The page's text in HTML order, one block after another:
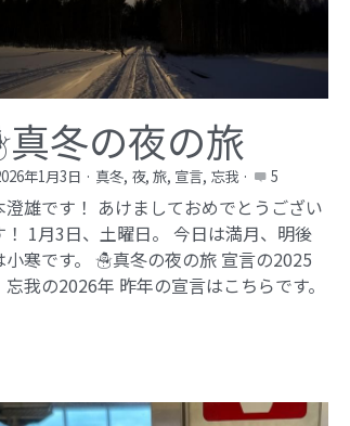
冬の夜の旅
年1月3日 · 真冬, 夜, 旅, 宣言, 忘我· 5
澄雄です！ あけましておめでとうござい
！ 1月3日、土曜日。 今日は満月、明後
小寒です。 ☃️真冬の夜の旅 宣言の2025
我の2026年​ 昨年の宣言はこちらです。